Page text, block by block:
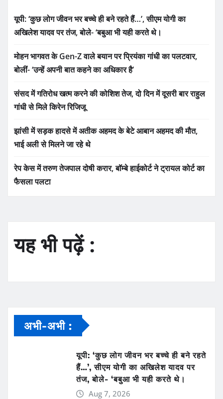
यूपी: ‘कुछ लोग जीवन भर बच्चे ही बने रहते हैं…’, सीएम योगी का
अखिलेश यादव पर तंज, बोले- ‘बबुआ भी यही करते थे।
मोहन भागवत के Gen-Z वाले बयान पर प्रियंका गांधी का पलटवार,
बोलीं- ‘उन्हें अपनी बात कहने का अधिकार है’
संसद में गतिरोध खत्म करने की कोशिश तेज, दो दिन में दूसरी बार राहुल
गांधी से मिले किरेन रिजिजू
झांसी में सड़क हादसे में अतीक अहमद के बेटे आबान अहमद की मौत,
भाई अली से मिलने जा रहे थे
रेप केस में तरुण तेजपाल दोषी करार, बॉम्बे हाईकोर्ट ने ट्रायल कोर्ट का
फैसला पलटा
यह भी पढ़ें :
अभी-अभी :
यूपी: ‘कुछ लोग जीवन भर बच्चे ही बने रहते
हैं…’, सीएम योगी का अखिलेश यादव पर
तंज, बोले- ‘बबुआ भी यही करते थे।
Aug 7, 2026